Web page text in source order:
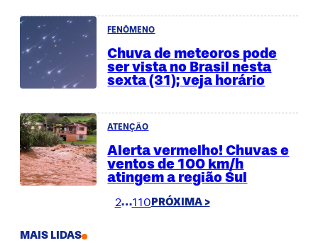
FENÔMENO
Chuva de meteoros pode
ser vista no Brasil nesta
sexta (31); veja horário
ATENÇÃO
Alerta vermelho! Chuvas e
ventos de 100 km/h
atingem a região Sul
2…110PRÓXIMA >
MAIS LIDAS